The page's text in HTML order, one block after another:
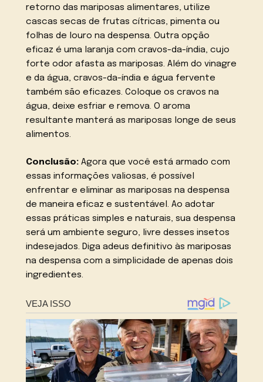
retorno das mariposas alimentares, utilize
cascas secas de frutas cítricas, pimenta ou
folhas de louro na despensa. Outra opção
eficaz é uma laranja com cravos-da-índia, cujo
forte odor afasta as mariposas. Além do vinagre
e da água, cravos-da-índia e água fervente
também são eficazes. Coloque os cravos na
água, deixe esfriar e remova. O aroma
resultante manterá as mariposas longe de seus
alimentos.
Conclusão: Agora que você está armado com
essas informações valiosas, é possível
enfrentar e eliminar as mariposas na despensa
de maneira eficaz e sustentável. Ao adotar
essas práticas simples e naturais, sua despensa
será um ambiente seguro, livre desses insetos
indesejados. Diga adeus definitivo às mariposas
na despensa com a simplicidade de apenas dois
ingredientes.